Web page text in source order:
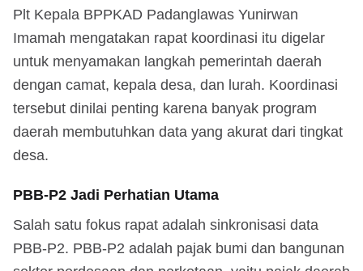
Plt Kepala BPPKAD Padanglawas Yunirwan
Imamah mengatakan rapat koordinasi itu digelar
untuk menyamakan langkah pemerintah daerah
dengan camat, kepala desa, dan lurah. Koordinasi
tersebut dinilai penting karena banyak program
daerah membutuhkan data yang akurat dari tingkat
desa.
PBB-P2 Jadi Perhatian Utama
Salah satu fokus rapat adalah sinkronisasi data
PBB-P2. PBB-P2 adalah pajak bumi dan bangunan